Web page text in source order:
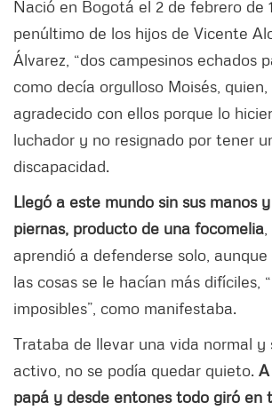
Nació en Bogotá el 2 de febrero de
penúltimo de los hijos de Vicente
Álvarez, “dos campesinos echados
como decía orgulloso Moisés,
agradecido con ellos porque lo
luchador y no resignado por tener
discapacidad.
Llegó a este mundo sin sus manos
piernas, producto de una focomelia
aprendió a defenderse solo,
las cosas se le hacían más difíciles,
imposibles”, como manifestaba.
Trataba de llevar una vida normal y
activo, no se podía quedar quieto.
papá y desde entones todo giró en